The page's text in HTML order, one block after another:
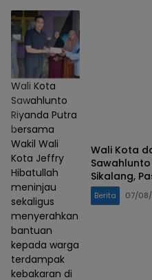
Wali Kota
Sawahlunto
Riyanda Putra
bersama
Wakil Wali
Kota Jeffry
Hibatullah
meninjau
sekaligus
menyerahkan
bantuan
kepada warga
terdampak
kebakaran di
Wali Kota
Sikalang,
Mitigasi
Berita 07/